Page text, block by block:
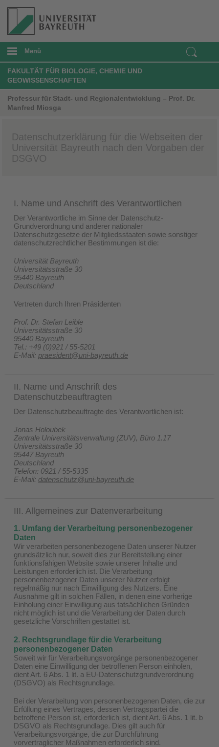
Menü
FAKULTÄT FÜR BIOLOGIE, CHEMIE UND
GEOWISSENSCHAFTEN
Professur für Stadt- und Regionalentwicklung – Prof. Dr.
Manfred Miosga
Datenschutzerklärung für die Webseiten der
Universität Bayreuth nach den Vorgaben der
DSGVO
I. Name und Anschrift des Verantwortlichen
Der Verantwortliche im Sinne der Datenschutz-
Grundverordnung und anderer nationaler
Datenschutzgesetze der Mitgliedsstaaten sowie sonstiger
datenschutzrechtlicher Bestimmungen ist die:
Universität Bayreuth
Universitätsstraße 30
95440 Bayreuth
Deutschland
Vertreten durch Ihren Präsidenten
Prof. Dr. Stefan Leible
Universitätsstraße 30
95440 Bayreuth
Tel.: +49 (0)921 / 55-5201
E-Mail: praesident@uni-bayreuth.de
II. Name und Anschrift des
Datenschutzbeauftragten
Der Datenschutzbeauftragte des Verantwortlichen ist:
Jonas Holoubek
Zentrale Universitätsverwaltung (ZUV), Büro 1.17
Universitätsstraße 30
95447 Bayreuth
Deutschland
Telefon: 0921 / 55-5335
E-Mail: datenschutz@uni-bayreuth.de
III. Allgemeines zur Datenverarbeitung
1. Umfang der Verarbeitung personenbezogener
Daten
Wir verarbeiten personenbezogene Daten unserer Nutzer
grundsätzlich nur, soweit dies zur Bereitstellung einer
funktionsfähigen Website sowie unserer Inhalte und
Leistungen erforderlich ist. Die Verarbeitung
personenbezogener Daten unserer Nutzer erfolgt
regelmäßig nur nach Einwilligung des Nutzers. Eine
Ausnahme gilt in solchen Fällen, in denen eine vorherige
Einholung einer Einwilligung aus tatsächlichen Gründen
nicht möglich ist und die Verarbeitung der Daten durch
gesetzliche Vorschriften gestattet ist.
2. Rechtsgrundlage für die Verarbeitung
personenbezogener Daten
Soweit wir für Verarbeitungsvorgänge personenbezogener
Daten eine Einwilligung der betroffenen Person einholen,
dient Art. 6 Abs. 1 lit. a EU-Datenschutzgrundverordnung
(DSGVO) als Rechtsgrundlage.
Bei der Verarbeitung von personenbezogenen Daten, die zur
Erfüllung eines Vertrages, dessen Vertragspartei die
betroffene Person ist, erforderlich ist, dient Art. 6 Abs. 1 lit. b
DSGVO als Rechtsgrundlage. Dies gilt auch für
Verarbeitungsvorgänge, die zur Durchführung
vorvertraglicher Maßnahmen erforderlich sind.